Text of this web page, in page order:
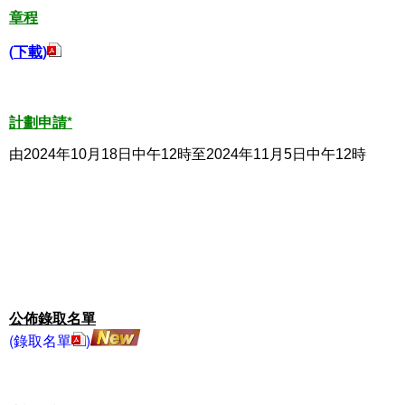
章程
(下載)
計劃申請*
由2024年10月18日中午12時至2024年11月5日中午12時
公佈錄取名單
(錄取名單 )